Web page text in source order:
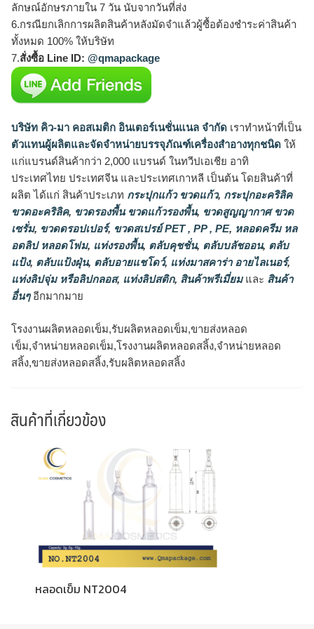
ลักษณ์อักษรภายใน 7 วัน นับจากวันที่ส่ง
6.กรณียกเลิกการผลิตสินค้าหลังมัดจำแล้วผู้ซื้อต้องชำระค่าสินค้า
ทั้งหมด 100% ให้บริษัท
7.สั่งซื้อ Line ID: @qmapackage
บริษัท คิว-มา คอสเมติก อินเตอร์เนชั่นแนล จำกัด เราทำหน้าที่เป็น
ตัวแทนผู้ผลิตและจัดจำหน่ายบรรจุภัณฑ์เครื่องสำอางทุกชนิด ให้
แก่แบรนด์สินค้ากว่า 2,000 แบรนด์ ในทวีปเอเชีย อาทิ
ประเทศไทย ประเทศจีน และประเทศเกาหลี เป็นต้น โดยสินค้าที่
ผลิต ได้แก่ สินค้าประเภท กระปุกแก้ว ขวดแก้ว, กระปุกอะคริลิค
ขวดอะคริลิค, ขวดรองพื้น ขวดแก้วรองพื้น, ขวดสูญญากาศ ขวด
เซรั่ม, ขวดดรอปเปอร์, ขวดสเปรย์ PET , PP , PE, หลอดครีม หล
อดลิป หลอดโฟม, แท่งรองพื้น, ตลับคุชชั่น, ตลับบลัชออน, ตลับ
แป้ง, ตลับแป้งฝุ่น, ตลับอายแชโดว์, แท่งมาสคาร่า อายไลเนอร์,
แท่งลิปจุ่ม หรือลิปกลอส, แท่งลิปสติก, สินค้าพรีเมี่ยมและ สินค้า
อื่นๆอีกมากมาย
โรงงานผลิตหลอดเข็ม,รับผลิตหลอดเข็ม,ขายส่งหลอด
เข็ม,จำหน่ายหลอดเข็ม,โรงงานผลิตหลอดสลิ้ง,จำหน่ายหลอด
สลิ้ง,ขายส่งหลอดสลิ้ง,รับผลิตหลอดสลิ้ง
สินค้าที่เกี่ยวข้อง
หลอดเข็ม NT2004